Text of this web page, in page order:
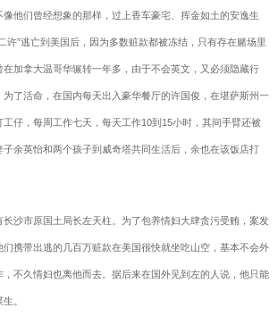
们曾经想象的那样，过上香车豪宅、挥金如土的安逸生
许”逃亡到美国后，因为多数赃款都被冻结，只有存在赌场里
加拿大温哥华辗转一年多，由于不会英文，又必须隐藏行
了活命，在国内每天出入豪华餐厅的许国俊，在堪萨斯州一
仔，每周工作七天，每天工作10到15小时，其间手臂还被
余英怡和两个孩子到威奇塔共同生活后，余也在该饭店打
市原国土局长左天柱。为了包养情妇大肆贪污受贿，案发
携带出逃的几百万赃款在美国很快就坐吃山空，基本不会外
不久情妇也离他而去。据后来在国外见到左的人说，他只能
。